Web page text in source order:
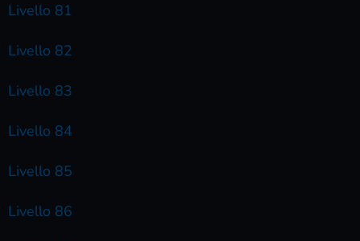
Livello 81
Livello 82
Livello 83
Livello 84
Livello 85
Livello 86